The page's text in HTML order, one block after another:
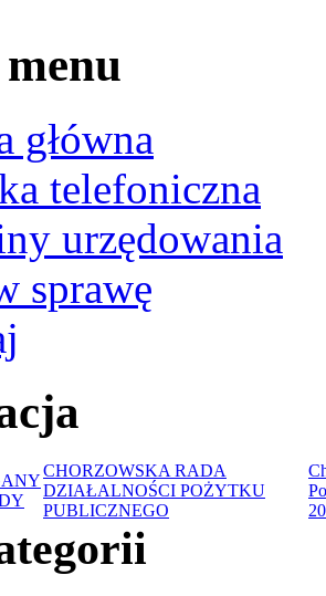
menu
główna
telefoniczna
urzędowania
sprawę
CHORZOWSKA RADA
DZIAŁALNOŚCI POŻYTKU
PUBLICZNEGO